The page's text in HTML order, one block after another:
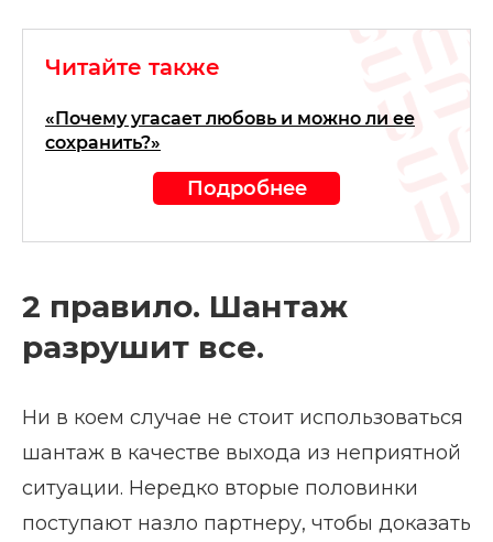
Читайте также
«Почему угасает любовь и можно ли ее
сохранить?»
Подробнее
2 правило. Шантаж
разрушит все.
Ни в коем случае не стоит использоваться
шантаж в качестве выхода из неприятной
ситуации. Нередко вторые половинки
поступают назло партнеру, чтобы доказать